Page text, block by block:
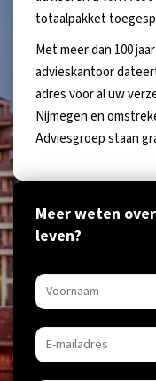
totaalpakket
Met meer dan 100
advieskantoor
adres voor al uw
Nijmegen en
Adviesgroep staan
Meer weten
leven?